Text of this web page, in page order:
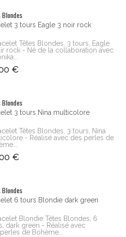
Blondes
3 tours Eagle 3 noir rock
Têtes Blondes, 3 tours, Eagle
rock - Né de la collaboration avec
€
Blondes
3 tours Nina multicolore
Têtes Blondes, 3 tours, Nina
- Réalisé avec des perles de
€
Blondes
6 tours Blondie dark green
Blondie Têtes Blondes, 6
dark green - Réalisé avec
de Bohème...